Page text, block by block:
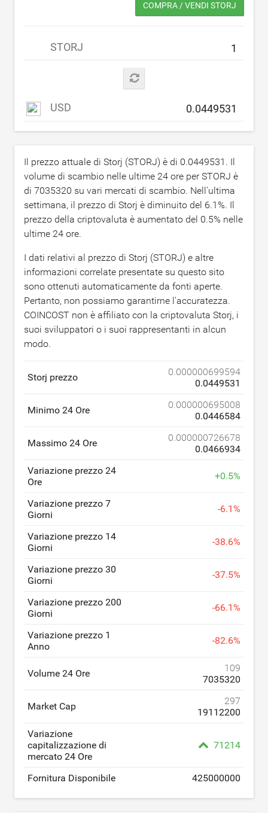
COMPRA / VENDI STORJ
STORJ
USD
Il prezzo attuale di Storj (STORJ) è di 0.0449531 . Il
volume di scambio nelle ultime 24 ore per STORJ è
di 7035320 su vari mercati di scambio. Nell'ultima
settimana, il prezzo di Storj è diminuito del 6.1%. Il
prezzo della criptovaluta è aumentato del 0.5% nelle
ultime 24 ore.
I dati relativi al prezzo di Storj (STORJ) e altre
informazioni correlate presentate su questo sito
sono ottenuti automaticamente da fonti aperte.
Pertanto, non possiamo garantirne l'accuratezza.
COINCOST non è affiliato con la criptovaluta Storj, i
suoi sviluppatori o i suoi rappresentanti in alcun
modo.
Storj prezzo
0.000000699594
0.0449531
Minimo 24 Ore
0.000000695008
0.0446584
Massimo 24 Ore
0.000000726678
0.0466934
Variazione prezzo 24
Ore
+0.5%
Variazione prezzo 7
Giorni
-6.1%
Variazione prezzo 14
Giorni
-38.6%
Variazione prezzo 30
Giorni
-37.5%
Variazione prezzo 200
Giorni
-66.1%
Variazione prezzo 1
Anno
-82.6%
Volume 24 Ore
109
7035320
Market Cap
297
19112200
Variazione
capitalizzazione di
mercato 24 Ore
71214
Fornitura Disponibile 425000000